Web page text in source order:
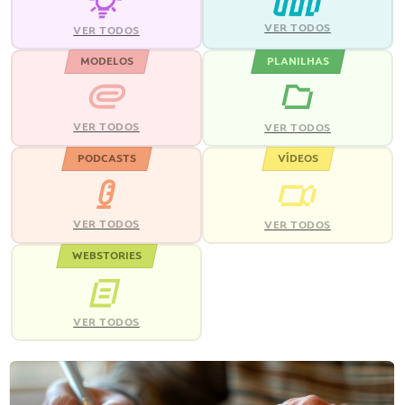
VER TODOS VER TODOS
MODELOS
VER TODOS
PLANILHAS
VER TODOS
PODCASTS
VER TODOS
VÍDEOS
VER TODOS
WEBSTORIES
VER TODOS